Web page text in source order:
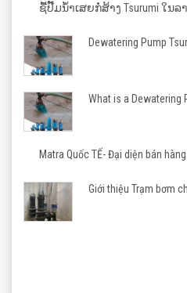
ຊື້ປັ໊ມນ້ຳເສຍກໍ່ສ້າງ Tsurumi ໃນລາ
Dewatering Pump
What is a Dewatering
Matra Quốc TẾ- Đại diện bán
Giới thiệu Trạm bơm